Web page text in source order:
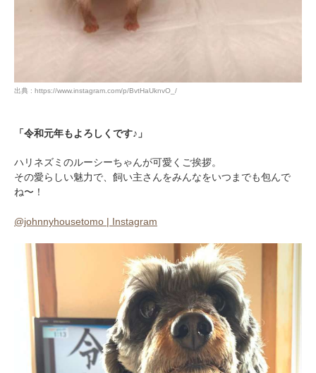
出典 : https://www.instagram.com/p/BvtHaUknvO_/
「令和元年もよろしくです♪」
ハリネズミのルーシーちゃんが可愛くご挨拶。
その愛らしい魅力で、飼い主さんをみんなをいつまでも包んで
ね〜！
@johnnyhousetomo | Instagram
pecodogs
いぬ部をフォロー
pecocats
ねこ部をフォロー
PECOアプリをダウンロード済みの方